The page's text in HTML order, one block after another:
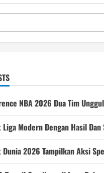
NBA 2026 Dua Tim
Liga Modern Dengan Hasil
Dunia 2026 Tampilkan Aksi